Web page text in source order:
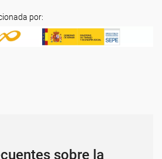
por:
sobre la